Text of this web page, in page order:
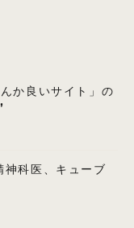
か良いサイト」の
科医、キューブ